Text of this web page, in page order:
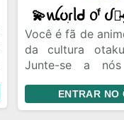
Você é fã de
da cultura
Junte-se a
títulos
indicações e
ENTRAR NO